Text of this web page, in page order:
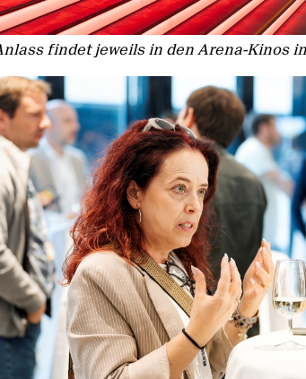
findet jeweils in den Arena-Kinos